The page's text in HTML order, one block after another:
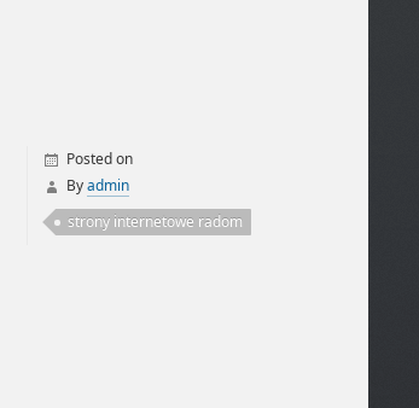
Posted on
Byadmin
strony internetowe radom